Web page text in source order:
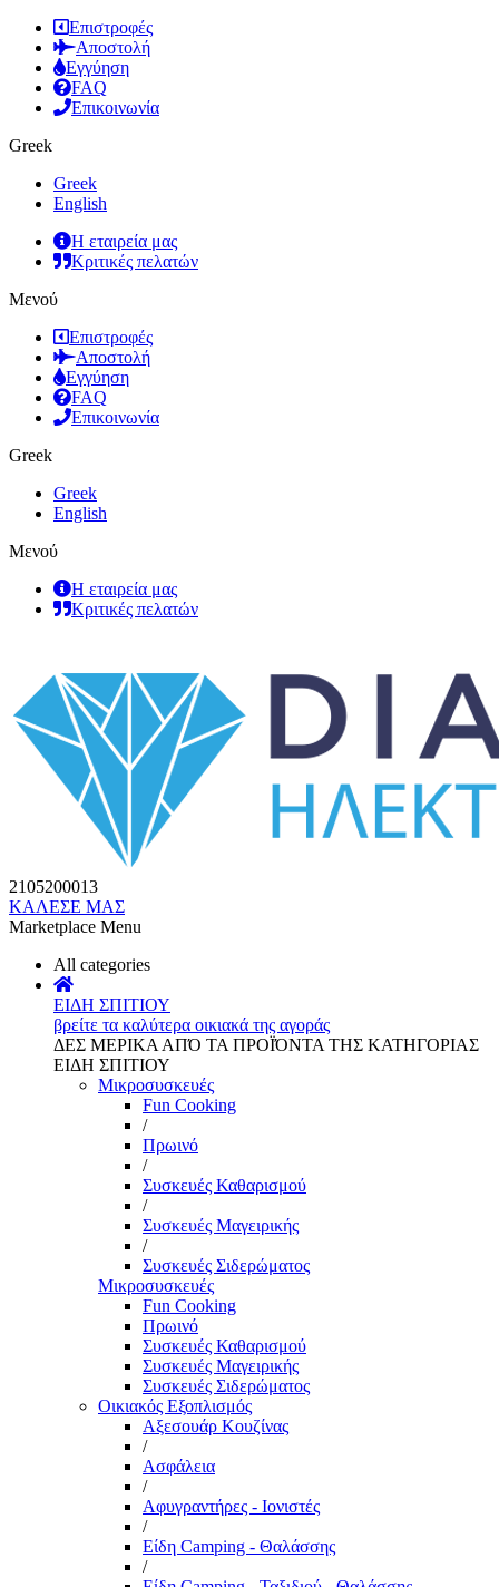
Επιστροφές
Αποστολή
Εγγύηση
FAQ
Επικοινωνία
Greek
Greek
English
Η εταιρεία μας
Κριτικές πελατών
Μενού
Επιστροφές
Αποστολή
Εγγύηση
FAQ
Επικοινωνία
Greek
Greek
English
Μενού
Η εταιρεία μας
Κριτικές πελατών
2105200013
ΚΑΛΕΣΕ ΜΑΣ
Marketplace Menu
All categories
ΕΙΔΗ ΣΠΙΤΙΟΥ
βρείτε τα καλύτερα οικιακά της αγοράς
ΔΕΣ ΜΕΡΙΚΑ ΑΠΌ ΤΑ ΠΡΟΪΌΝΤΑ ΤΗΣ ΚΑΤΗΓΟΡΙΑΣ
ΕΙΔΗ ΣΠΙΤΙΟΥ
Μικροσυσκευές
Fun Cooking
/
Πρωινό
/
Συσκευές Καθαρισμού
/
Συσκευές Μαγειρικής
/
Συσκευές Σιδερώματος
Μικροσυσκευές
Fun Cooking
Πρωινό
Συσκευές Καθαρισμού
Συσκευές Μαγειρικής
Συσκευές Σιδερώματος
Οικιακός Εξοπλισμός
Αξεσουάρ Κουζίνας
/
Ασφάλεια
/
Αφυγραντήρες - Ιονιστές
/
Είδη Camping - Θαλάσσης
/